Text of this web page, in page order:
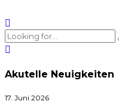
Akutelle Neuigkeiten
17. Juni 2026